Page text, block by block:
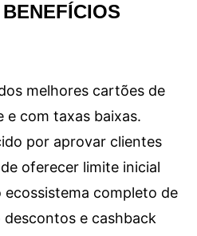
melhores cartões de
e com taxas baixas.
por aprovar clientes
oferecer limite inicial
ecossistema completo de
e cashback